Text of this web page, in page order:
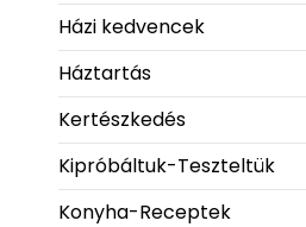
Házi kedvencek
Háztartás
Kertészkedés
Kipróbáltuk-Teszteltük
Konyha-Receptek